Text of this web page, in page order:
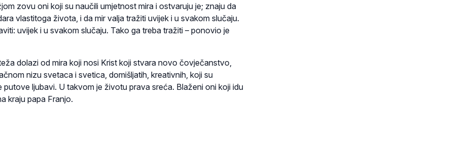
zovu oni koji su naučili umjetnost mira i ostvaruju je; znaju da
vlastitoga života, i da mir valja tražiti uvijek i u svakom slučaju.
uvijek i u svakom slučaju. Tako ga treba tražiti – ponovio je
dolazi od mira koji nosi Krist koji stvara novo čovječanstvo,
nizu svetaca i svetica, domišljatih, kreativnih, koji su
putove ljubavi. U takvom je životu prava sreća. Blaženi oni koji idu
kraju papa Franjo.